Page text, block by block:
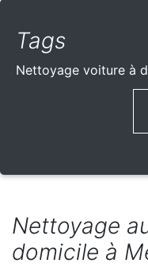
Tags
Nettoyage voiture à
Nettoyage
domicile à